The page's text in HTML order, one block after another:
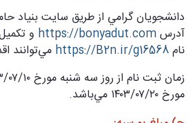
دانشجويان گرامي از طريق سايت بنياد
آدرس
و
نام
مي‌توانند
مورخ ۲۰/‏۰۷/‏۱۴۰۳ مي‌باشد.